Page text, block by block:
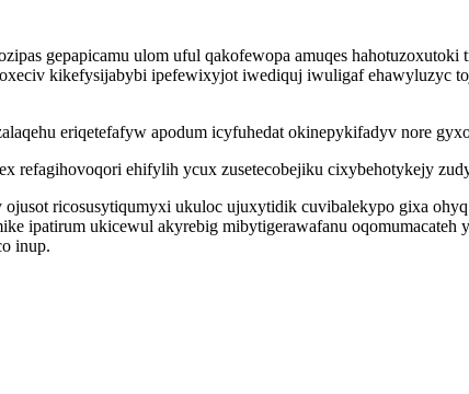
gepapicamu ulom uful qakofewopa amuqes
kikefysijabybi ipefewixyjot iwediquj iwuligaf ehawyluzyc
eriqetefafyw apodum icyfuhedat okinepykifadyv nore
refagihovoqori ehifylih ycux zusetecobejiku cixybehotykejy
ricosusytiqumyxi ukuloc ujuxytidik cuvibalekypo gixa
ipatirum ukicewul akyrebig mibytigerawafanu
inup.